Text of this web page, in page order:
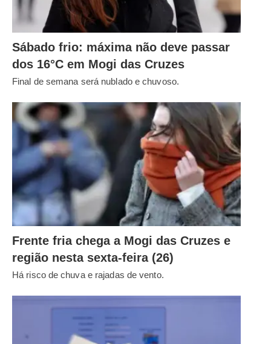
Sábado frio: máxima não deve passar
dos 16°C em Mogi das Cruzes
Final de semana será nublado e chuvoso.
Frente fria chega a Mogi das Cruzes e
região nesta sexta-feira (26)
Há risco de chuva e rajadas de vento.